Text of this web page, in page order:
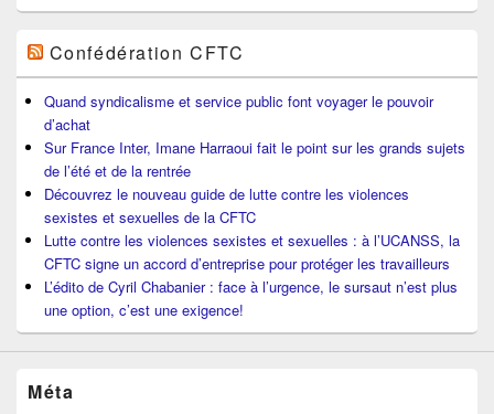
Confédération CFTC
Quand syndicalisme et service public font voyager le pouvoir
d’achat
Sur France Inter, Imane Harraoui fait le point sur les grands sujets
de l’été et de la rentrée
Découvrez le nouveau guide de lutte contre les violences
sexistes et sexuelles de la CFTC
Lutte contre les violences sexistes et sexuelles : à l’UCANSS, la
CFTC signe un accord d’entreprise pour protéger les travailleurs
L’édito de Cyril Chabanier : face à l’urgence, le sursaut n’est plus
une option, c’est une exigence!
Méta